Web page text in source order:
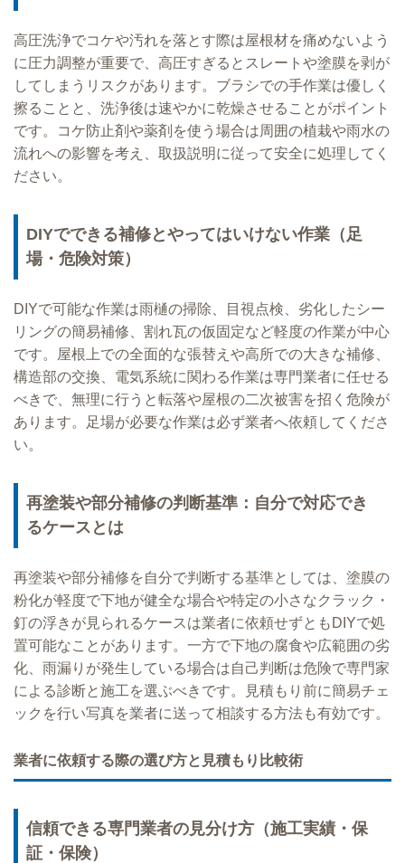
高圧洗浄でコケや汚れを落とす際は屋根材を痛めないよう
に圧力調整が重要で、高圧すぎるとスレートや塗膜を剥が
してしまうリスクがあります。ブラシでの手作業は優しく
擦ることと、洗浄後は速やかに乾燥させることがポイント
です。コケ防止剤や薬剤を使う場合は周囲の植栽や雨水の
流れへの影響を考え、取扱説明に従って安全に処理してく
ださい。
DIYでできる補修とやってはいけない作業（足
場・危険対策）
DIYで可能な作業は雨樋の掃除、目視点検、劣化したシー
リングの簡易補修、割れ瓦の仮固定など軽度の作業が中心
です。屋根上での全面的な張替えや高所での大きな補修、
構造部の交換、電気系統に関わる作業は専門業者に任せる
べきで、無理に行うと転落や屋根の二次被害を招く危険が
あります。足場が必要な作業は必ず業者へ依頼してくださ
い。
再塗装や部分補修の判断基準：自分で対応でき
るケースとは
再塗装や部分補修を自分で判断する基準としては、塗膜の
粉化が軽度で下地が健全な場合や特定の小さなクラック・
釘の浮きが見られるケースは業者に依頼せずともDIYで処
置可能なことがあります。一方で下地の腐食や広範囲の劣
化、雨漏りが発生している場合は自己判断は危険で専門家
による診断と施工を選ぶべきです。見積もり前に簡易チェ
ックを行い写真を業者に送って相談する方法も有効です。
業者に依頼する際の選び方と見積もり比較術
信頼できる専門業者の見分け方（施工実績・保
証・保険）